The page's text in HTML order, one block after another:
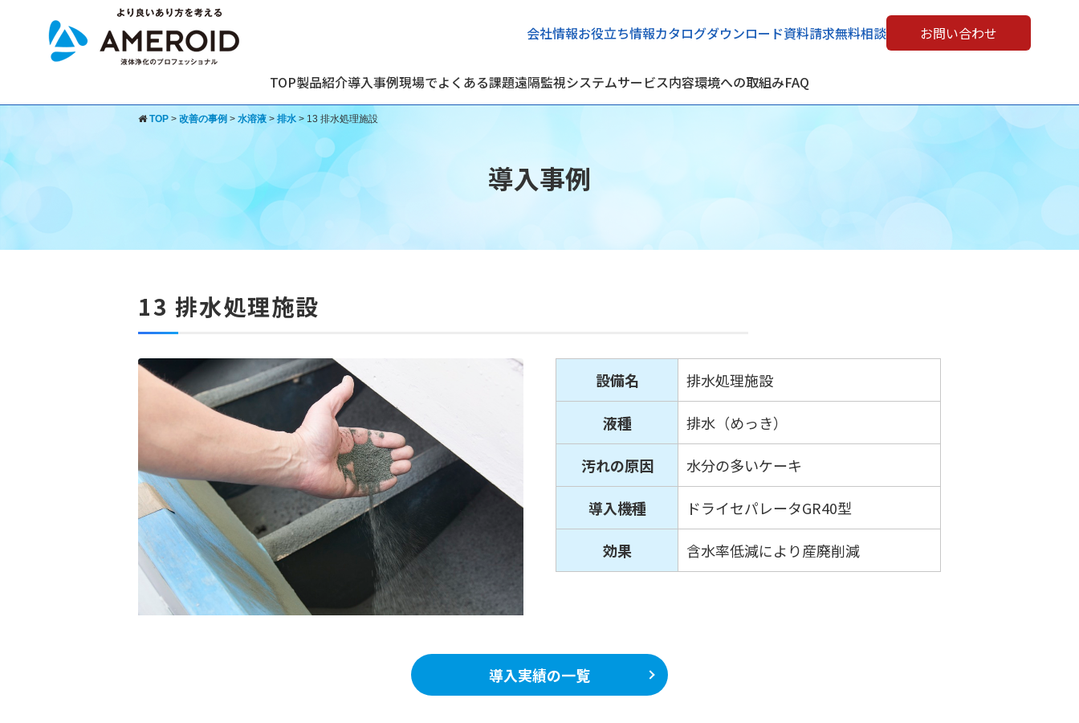
会社情報お役立ち情報カタログダウンロード資料請求無料相談 お問い合わせ
TOP製品紹介導入事例現場でよくある課題遠隔監視システムサービス内容環境への取組みFAQ
TOP > 改善の事例 > 水溶液 > 排水 > 13 排水処理施設
導入事例
13 排水処理施設
設備名 排水処理施設
液種 排水（めっき）
汚れの原因 水分の多いケーキ
導入機種 ドライセパレータGR40型
効果 含水率低減により産廃削減
導入実績の一覧